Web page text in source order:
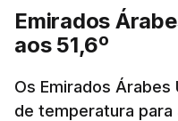
Emirados
aos 51,6º
Os Emirados
de temperatura